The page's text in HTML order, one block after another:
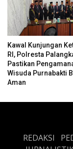
Kawal Kunjungan
RI, Polresta
Pastikan
Wisuda Purnabakti
Aman
REDAKSI